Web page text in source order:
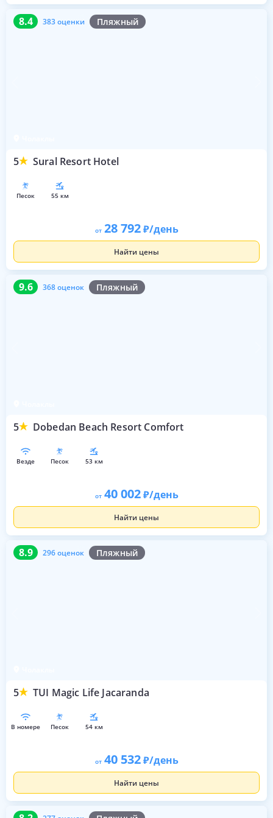
8.4 383 оценки Пляжный
5 Sural Resort Hotel
8.4 383 оценки
песок 55 км
от 28 792 /день
Найти цены
9.6 368 оценок Пляжный
5 Dobedan Beach Resort Comfort
9.6 368 оценок
везде песок 53 км
от 40 002 /день
Найти цены
8.9 296 оценок Пляжный
5 TUI Magic Life Jacaranda
8.9 296 оценок
в номере песок 54 км
от 40 532 /день
Найти цены
8.2 277 оценок